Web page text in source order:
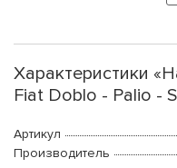
Характеристики
Fiat Doblo - Palio -
Артикул
Производитель